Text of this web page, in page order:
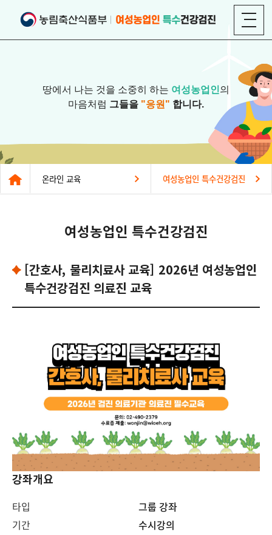
땅에서 나는 것을 소중히 하는 여성농업인의
마음처럼 그들을 "응원" 합니다.
온라인 교육 여성농업인 특수건강검진
여성농업인 특수건강검진
[간호사, 물리치료사 교육] 2026년 여성농업인
특수건강검진 의료진 교육
강좌개요
타입
그룹 강좌
기간
수시강의